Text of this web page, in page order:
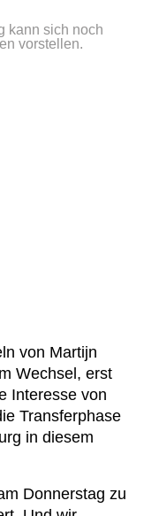
kann sich noch
vorstellen.
von Martijn
Wechsel, erst
Interesse von
Transferphase
in diesem
Donnerstag zu